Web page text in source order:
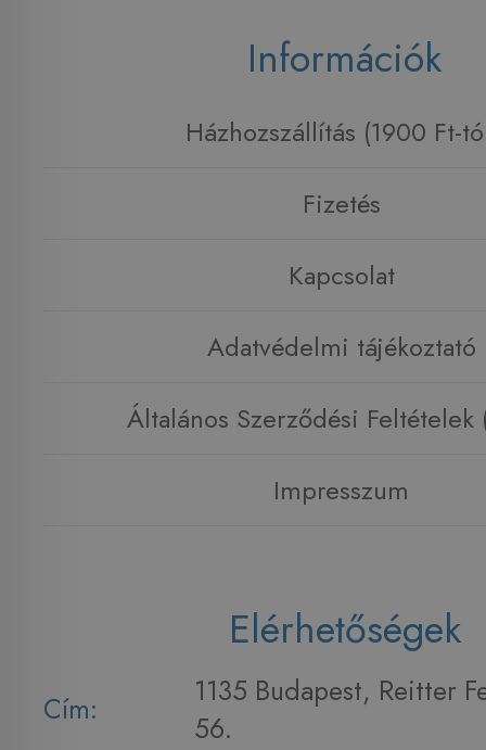
Információk
Házhozszállítás (1900 Ft-
Fizetés
Kapcsolat
Adatvédelmi tájékoztató
Általános Szerződési Feltételek
Impresszum
Elérhetőségek
Cím:
1135 Budapest, Reitter
56.